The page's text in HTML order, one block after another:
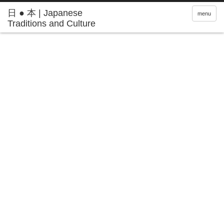
日 ● 本 | Japanese
Traditions and Culture
menu